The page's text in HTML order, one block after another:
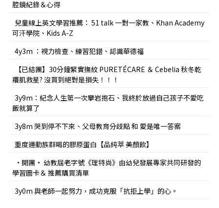
腔鏡紀錄＆心得
兒童線上英文學習推薦： 51 talk 一對一家教、Khan Academy
可汗學院、Kids A-Z
4y3m ：視力檢查、練習犯錯、認識華德福
【已結團】30分鐘緊實撫紋 PURETÉCARE ＆ Cebelia 秋冬乾
癢肌救星? 沒買到絕對是損失！！！
3y9m：紀念人生第一次攀岩抱石、我終於放過自己孩子不愛吃
飯就算了
3y8m 哭到停不下來、父母教育分歧點 和 愛是唯一答案
重度運動族群喝的膠原蛋白【品純萃 美顏飲】
•開團• 幼教屆老字號《理特尚》由幼兒發展專家共同研發的
學習圖卡＆ 推薦購買清單
3y0m 與老師一起努力，成功克服「抗拒上學」的心。